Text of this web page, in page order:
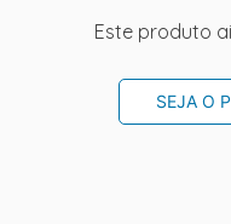
Este produto
SEJA O